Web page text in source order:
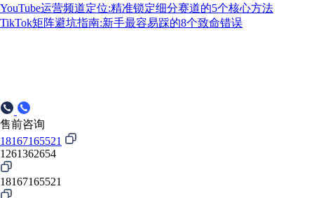
YouTube运营频道定位:精准锁定细分赛道的5个核心方法
TikTok矩阵避坑指南:新手最容易踩的8个致命错误
售前咨询
18167165521
1261362654
18167165521